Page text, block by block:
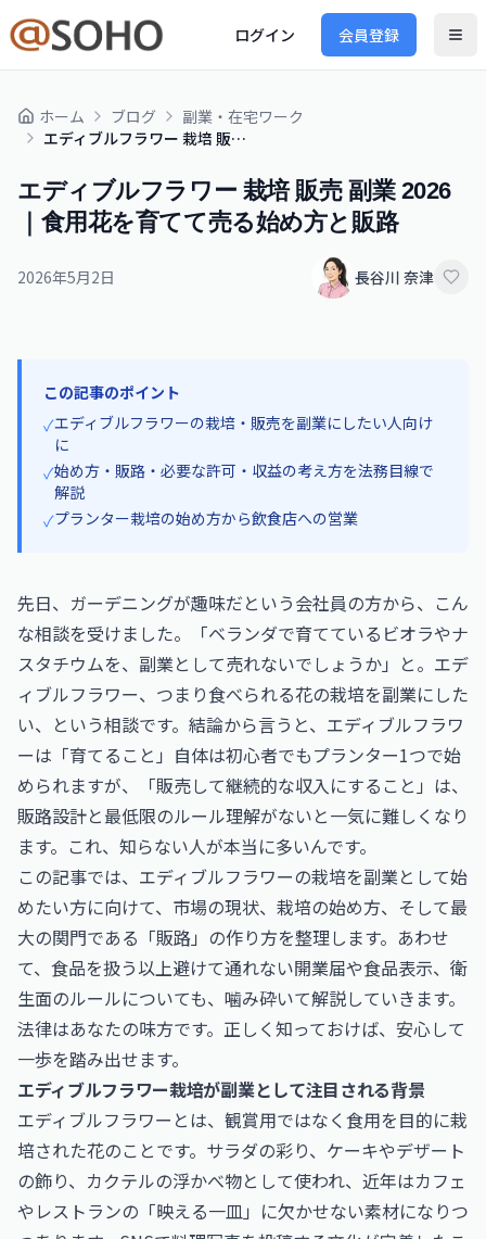
ログイン 会員登録
ホーム ブログ
副業・在宅ワーク
エディブルフラワー 栽培 販売 副業 2026｜食用花を育てて売る始め方と販路
エディブルフラワー 栽培 販売 副業 2026
｜食用花を育てて売る始め方と販路
2026年5月2日 長谷川 奈津
この記事のポイント
✓エディブルフラワーの栽培・販売を副業にしたい人向け
に
✓始め方・販路・必要な許可・収益の考え方を法務目線で
解説
✓プランター栽培の始め方から飲食店への営業
先日、ガーデニングが趣味だという会社員の方から、こん
な相談を受けました。「ベランダで育てているビオラやナ
スタチウムを、副業として売れないでしょうか」と。エデ
ィブルフラワー、つまり食べられる花の栽培を副業にした
い、という相談です。結論から言うと、エディブルフラワ
ーは「育てること」自体は初心者でもプランター1つで始
められますが、「販売して継続的な収入にすること」は、
販路設計と最低限のルール理解がないと一気に難しくなり
ます。これ、知らない人が本当に多いんです。
この記事では、エディブルフラワーの栽培を副業として始
めたい方に向けて、市場の現状、栽培の始め方、そして最
大の関門である「販路」の作り方を整理します。あわせ
て、食品を扱う以上避けて通れない開業届や食品表示、衛
生面のルールについても、噛み砕いて解説していきます。
法律はあなたの味方です。正しく知っておけば、安心して
一歩を踏み出せます。
エディブルフラワー栽培が副業として注目される背景
エディブルフラワーとは、観賞用ではなく食用を目的に栽
培された花のことです。サラダの彩り、ケーキやデザート
の飾り、カクテルの浮かべ物として使われ、近年はカフェ
やレストランの「映える一皿」に欠かせない素材になりつ